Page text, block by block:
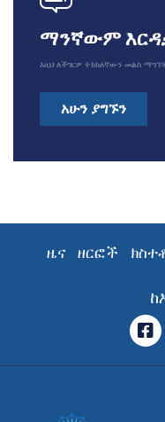
ማንኛውም
እዚህ ለችግርዎ ትክክለኛውን መልስ
አሁን ያግኙን
ዜና ዘርፎች